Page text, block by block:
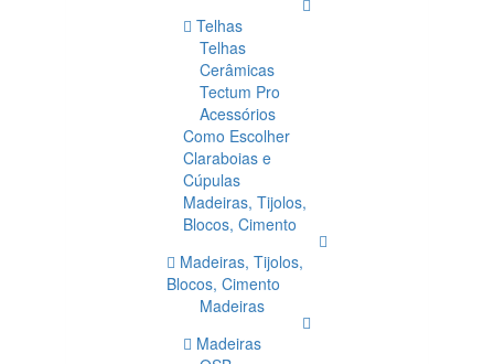
Telhas
Telhas
Cerâmicas
Tectum Pro
Acessórios
Como Escolher
Claraboias e
Cúpulas
Madeiras, Tijolos,
Blocos, Cimento
Madeiras, Tijolos,
Blocos, Cimento
Madeiras
Madeiras